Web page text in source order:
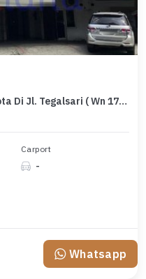
Rumah Kost Strategis Tengah Kota Di Jl. Tegalsari ( Wn 1799 )
Carport
-
Whatsapp